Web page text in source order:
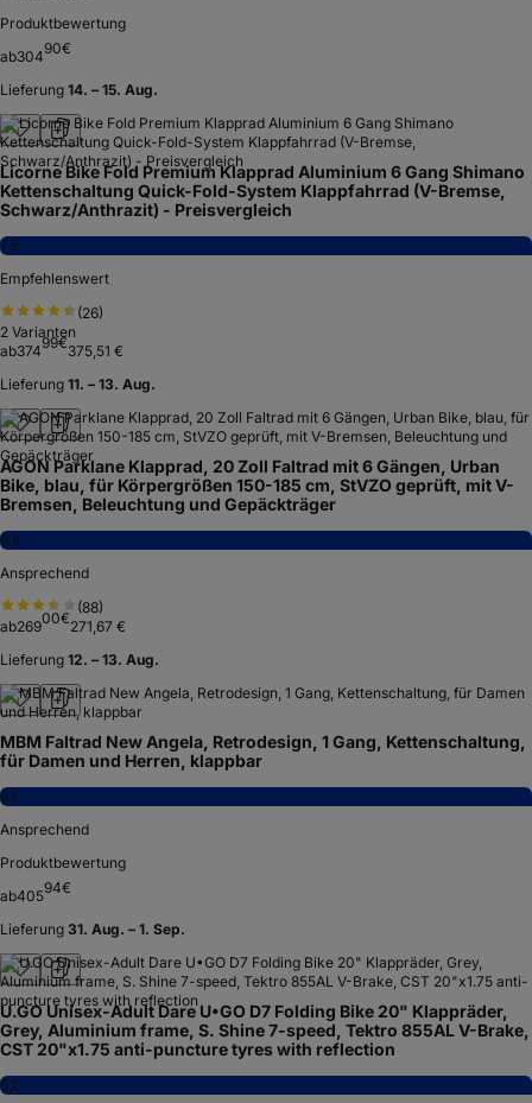
Produktbewertung
ab30490€
Lieferung 14. – 15. Aug.
Licorne Bike Fold Premium Klapprad Aluminium 6 Gang Shimano
Kettenschaltung Quick-Fold-System Klappfahrrad (V-Bremse,
Schwarz/Anthrazit) - Preisvergleich
7,5
Empfehlenswert
(26)
2 Varianten
ab37499€375,51 €
Lieferung 11. – 13. Aug.
AGON Parklane Klapprad, 20 Zoll Faltrad mit 6 Gängen, Urban
Bike, blau, für Körpergrößen 150-185 cm, StVZO geprüft, mit V-
Bremsen, Beleuchtung und Gepäckträger
6,8
Ansprechend
(88)
ab26900€271,67 €
Lieferung 12. – 13. Aug.
MBM Faltrad New Angela, Retrodesign, 1 Gang, Kettenschaltung,
für Damen und Herren, klappbar
6,1
Ansprechend
Produktbewertung
ab40594€
Lieferung 31. Aug. – 1. Sep.
U.GO Unisex-Adult Dare U•GO D7 Folding Bike 20" Klappräder,
Grey, Aluminium frame, S. Shine 7-speed, Tektro 855AL V-Brake,
CST 20"x1.75 anti-puncture tyres with reflection
6,1